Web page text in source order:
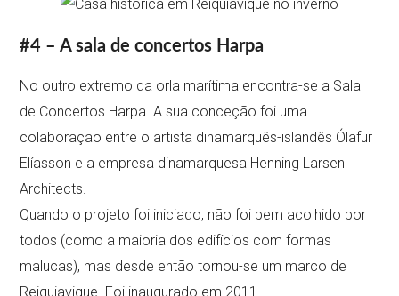
#4 – A sala de concertos Harpa
No outro extremo da orla marítima encontra-se a Sala
de Concertos Harpa. A sua conceção foi uma
colaboração entre o artista dinamarquês-islandês Ólafur
Elíasson e a empresa dinamarquesa Henning Larsen
Architects.
Quando o projeto foi iniciado, não foi bem acolhido por
todos (como a maioria dos edifícios com formas
malucas), mas desde então tornou-se um marco de
Reiquiavique. Foi inaugurado em 2011.